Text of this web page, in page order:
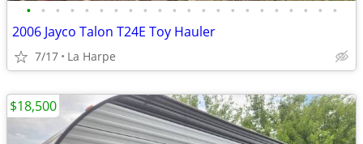
• • • • • • • • • • • • • • • • • • • • • •
2006 Jayco Talon T24E Toy Hauler
7/17 La Harpe
$18,500